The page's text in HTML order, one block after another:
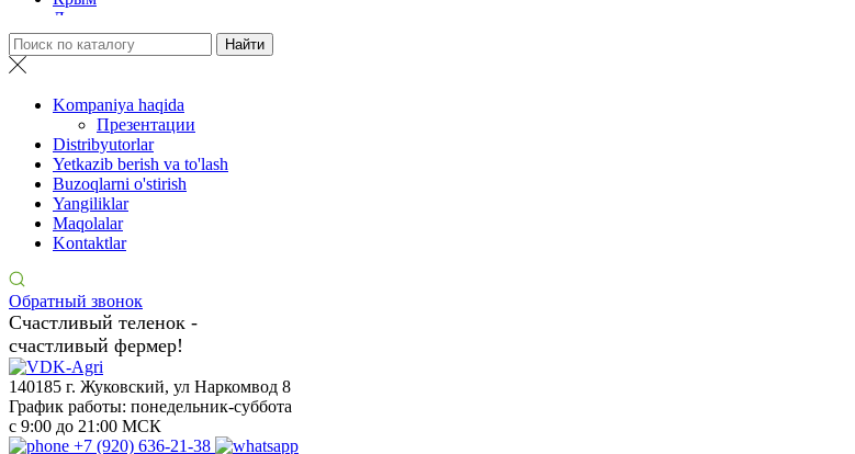
Луганск
Москва
Нижний Новгород
Омск
Павлодар
Ростов
Ростов-на-Дону
Рязань
Санкт-Петербург
Ставрополь
Тамбов
Тюмень
Ярославль
Kompaniya haqida
Презентации
Distribyutorlar
Yetkazib berish va to'lash
Buzoqlarni o'stirish
Yangiliklar
Maqolalar
Kontaktlar
Обратный звонок
Счастливый теленок -
счастливый фермер!
140185 г. Жуковский, ул Наркомвод 8
График работы: понедельник-суббота
с 9:00 до 21:00 МСК
+7 (920) 636-21-38